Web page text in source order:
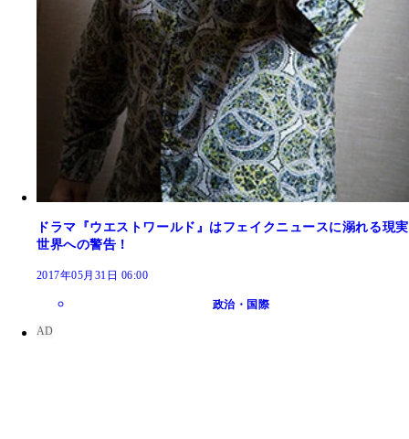
ドラマ『ウエストワールド』はフェイクニュースに溺れる現実
世界への警告！
2017年05月31日 06:00
政治・国際